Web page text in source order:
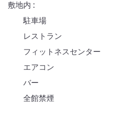
敷地内
駐車場
レストラン
フィットネスセンター
エアコン
バー
全館禁煙